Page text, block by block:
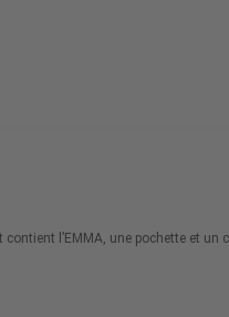
l’EMMA, une pochette et un